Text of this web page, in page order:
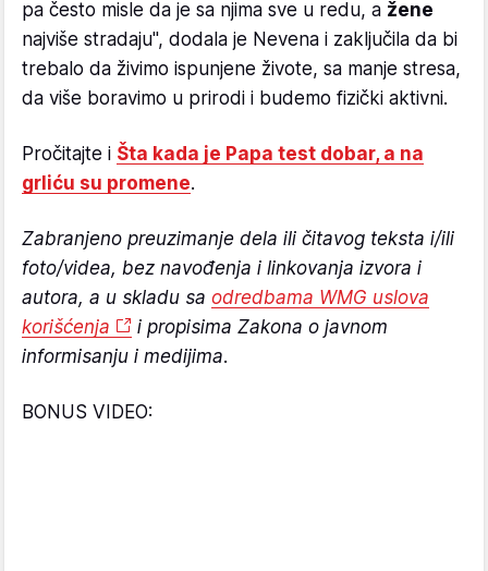
pa često misle da je sa njima sve u redu, a žene
najviše stradaju", dodala je Nevena i zaključila da bi
trebalo da živimo ispunjene živote, sa manje stresa,
da više boravimo u prirodi i budemo fizički aktivni.
Pročitajte i Šta kada je Papa test dobar, a na
grliću su promene.
Zabranjeno preuzimanje dela ili čitavog teksta i/ili
foto/videa, bez navođenja i linkovanja izvora i
autora, a u skladu sa odredbama WMG uslova
korišćenja
i propisima Zakona o javnom
informisanju i medijima.
BONUS VIDEO: